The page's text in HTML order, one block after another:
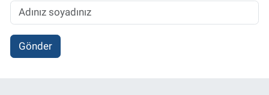
Gönder